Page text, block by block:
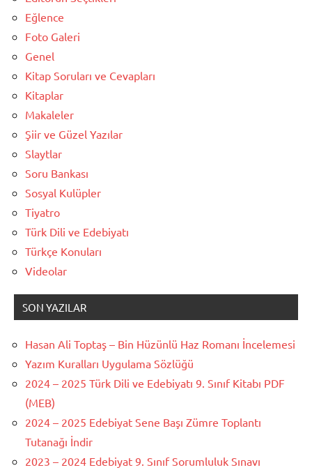
Eğlence
Foto Galeri
Genel
Kitap Soruları ve Cevapları
Kitaplar
Makaleler
Şiir ve Güzel Yazılar
Slaytlar
Soru Bankası
Sosyal Kulüpler
Tiyatro
Türk Dili ve Edebiyatı
Türkçe Konuları
Videolar
SON YAZILAR
Hasan Ali Toptaş – Bin Hüzünlü Haz Romanı İncelemesi
Yazım Kuralları Uygulama Sözlüğü
2024 – 2025 Türk Dili ve Edebiyatı 9. Sınıf Kitabı PDF
(MEB)
2024 – 2025 Edebiyat Sene Başı Zümre Toplantı
Tutanağı İndir
2023 – 2024 Edebiyat 9. Sınıf Sorumluluk Sınavı